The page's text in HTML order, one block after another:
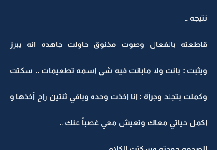
نتيجه ..
قاطعته بانفعال وصوت مخنوق حاولت جاهده انه يبرز
ويثبت : بانت ولا مابانت فيه شي اسمه تطعيمات .. سكتت
وكملت بتجلد وجرأة : انا اخذت وحده وباقي ثنتين راح آخذها و
اكمل حياتي معاك وتعيش معي غصباً عنك ..